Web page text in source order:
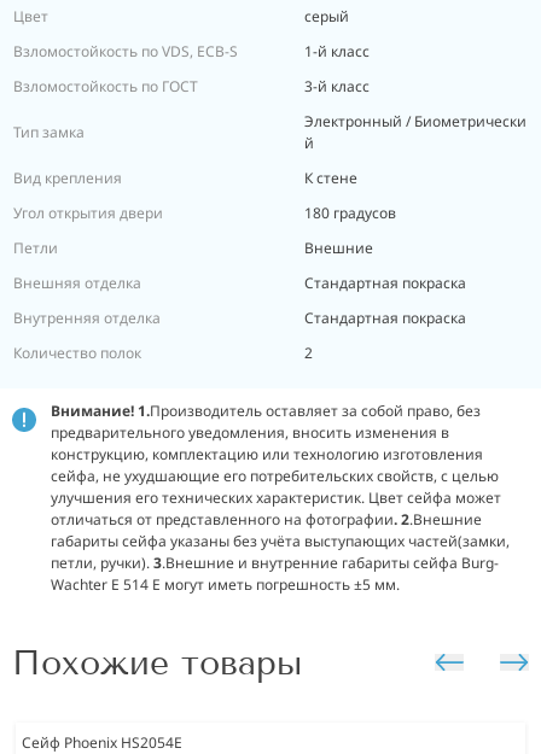
Цвет
серый
Взломостойкость по VDS, ECB-S
1-й класс
Взломостойкость по ГОСТ
3-й класс
Тип замка
Электронный / Биометрически
й
Вид крепления
К стене
Угол открытия двери
180 градусов
Петли
Внешние
Внешняя отделка
Стандартная покраска
Внутренняя отделка
Стандартная покраска
Количество полок
2
Внимание! 1.Производитель оставляет за собой право, без
предварительного уведомления, вносить изменения в
конструкцию, комплектацию или технологию изготовления
сейфа, не ухудшающие его потребительских свойств, с целью
улучшения его технических характеристик. Цвет сейфа может
отличаться от представленного на фотографии. 2.Внешние
габариты сейфа указаны без учёта выступающих частей(замки,
петли, ручки).3.Внешние и внутренние габариты сейфа Burg-
Wachter E 514 E могут иметь погрешность ±5 мм.
Похожие товары
Сейф Phoenix HS2054E